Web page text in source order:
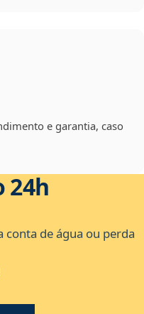
e garantia, caso
24h
conta de água ou perda